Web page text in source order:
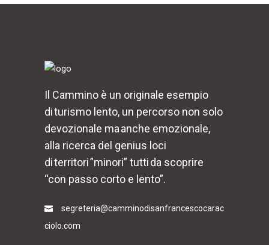
Il Cammino è un originale esempio
di turismo lento, un percorso non solo
devozionale ma anche emozionale,
alla ricerca del genius loci
di territori ”minori” tutti da scoprire
“con passo corto e lento”.
segreteria@camminodisanfrancescocarac
ciolo.com